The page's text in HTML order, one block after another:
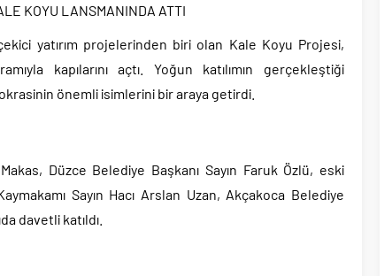
KOYU LANSMANINDA ATTI
yatırım projelerinden biri olan Kale Koyu Projesi,
kapılarını açtı. Yoğun katılımın gerçekleştiği
önemli isimlerini bir araya getirdi.
Düzce Belediye Başkanı Sayın Faruk Özlü, eski
Sayın Hacı Arslan Uzan, Akçakoca Belediye
davetli katıldı.